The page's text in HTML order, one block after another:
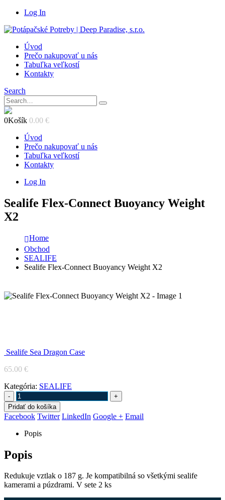
Log In
Úvod
Prečo nakupovať u nás
Tabuľka veľkostí
Kontakty
Search
0Košík 0.00 €
Úvod
Prečo nakupovať u nás
Tabuľka veľkostí
Kontakty
Log In
Sealife Flex-Connect Buoyancy Weight
X2
Home
Obchod
SEALIFE
Sealife Flex-Connect Buoyancy Weight X2
Sealife Sea Dragon Case
65.00 €
Kategória: SEALIFE
-
+
Pridať do košíka
Facebook Twitter LinkedIn Google + Email
Popis
Popis
Redukuje vztlak o 187 g. Je kompatibilná so všetkými sealife
kamerami a púzdrami. V sete 2 ks